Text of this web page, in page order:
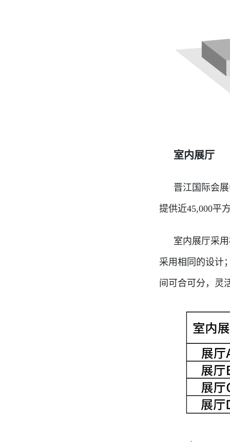
室内展厅
晋江国际会
提供近45,000平
室内展厅采
采用相同的设计
间可合可分，灵